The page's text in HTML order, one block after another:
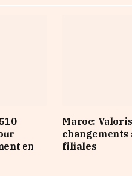
en
Maroc:
changements
filiales